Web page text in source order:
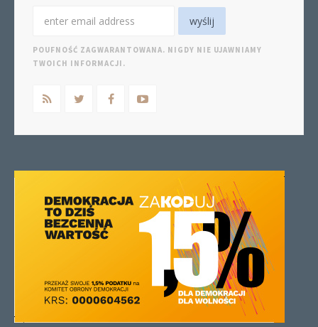
POUFNOŚĆ ZAGWARANTOWANA. NIGDY NIE UJAWNIAMY
TWOICH INFORMACJI.